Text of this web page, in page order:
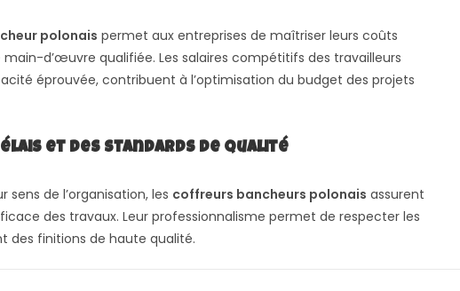
polonais permet aux entreprises de maîtriser leurs coûts
d’œuvre qualifiée. Les salaires compétitifs des travailleurs
éprouvée, contribuent à l’optimisation du budget des projets
et des standards de qualité
sens de l’organisation, les coffreurs bancheurs polonais assurent
des travaux. Leur professionnalisme permet de respecter les
des finitions de haute qualité.